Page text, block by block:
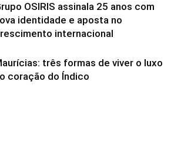
OSIRIS assinala 25 anos com
identidade e aposta no
internacional
três formas de viver o luxo
coração do Índico